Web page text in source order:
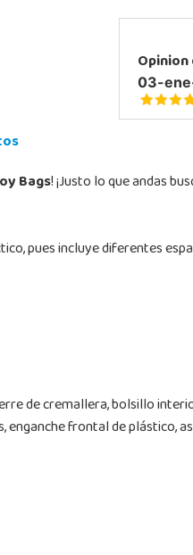
03-
Bags! ¡Justo lo que andas
pues incluye diferentes
de cremallera, bolsillo
frontal de plástico,